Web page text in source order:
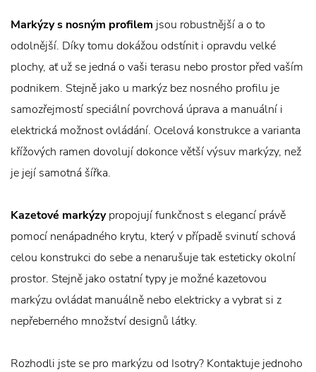
Markýzy s nosným profilem jsou robustnější a o to
odolnější. Díky tomu dokážou odstínit i opravdu velké
plochy, ať už se jedná o vaši terasu nebo prostor před vaším
podnikem. Stejně jako u markýz bez nosného profilu je
samozřejmostí speciální povrchová úprava a manuální i
elektrická možnost ovládání. Ocelová konstrukce a varianta
křížových ramen dovolují dokonce větší výsuv markýzy, než
je její samotná šířka.
Kazetové markýzypropojují funkčnost s elegancí právě
pomocí nenápadného krytu, který v případě svinutí schová
celou konstrukci do sebe a nenarušuje tak esteticky okolní
prostor. Stejně jako ostatní typy je možné kazetovou
markýzu ovládat manuálně nebo elektricky a vybrat si z
nepřeberného množství designů látky.
Rozhodli jste se pro markýzu od Isotry? Kontaktuje jednoho